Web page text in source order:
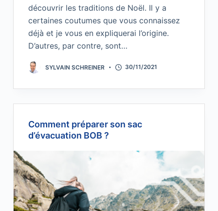
découvrir les traditions de Noël. Il y a
certaines coutumes que vous connaissez
déjà et je vous en expliquerai l’origine.
D’autres, par contre, sont…
SYLVAIN SCHREINER 30/11/2021
Comment préparer son sac
d’évacuation BOB ?